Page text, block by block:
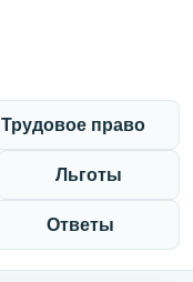
Трудовое право
Льготы
Ответы